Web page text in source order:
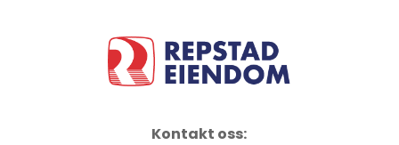
Kontakt oss: